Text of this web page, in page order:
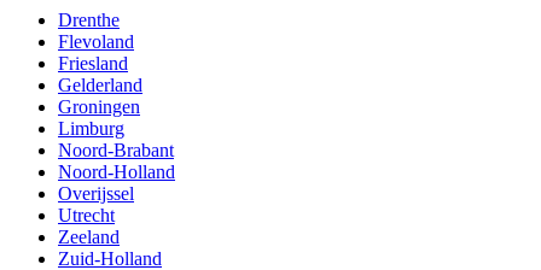
Drenthe
Flevoland
Friesland
Gelderland
Groningen
Limburg
Noord-Brabant
Noord-Holland
Overijssel
Utrecht
Zeeland
Zuid-Holland